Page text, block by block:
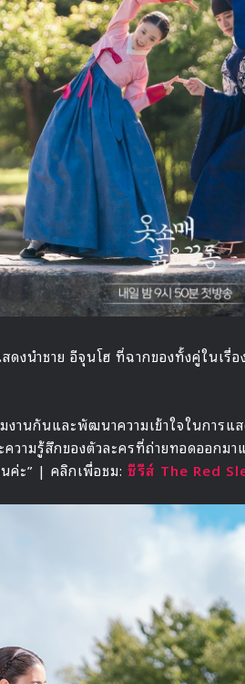
ดงนำชาย อีจุนโฮ ที่ฉากของทั้งคู่ในเรื่
งานกันและพัฒนาความเข้าใจในการแ
วามรู้สึกของตัวละครที่ถ่ายทอดออกมา
ค่ะ” | คลิกเพื่อชม: ซีรีส์ The Red